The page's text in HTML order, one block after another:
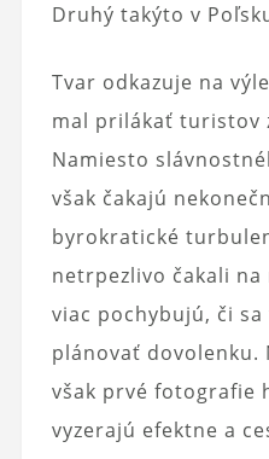
Druhý takýto v
Tvar odkazuje na
mal prilákať turistov
Namiesto
však čakajú
byrokratické
netrpezlivo čakali na
viac pochybujú, či
plánovať dovolenku.
však prvé fotografie
vyzerajú efektne a